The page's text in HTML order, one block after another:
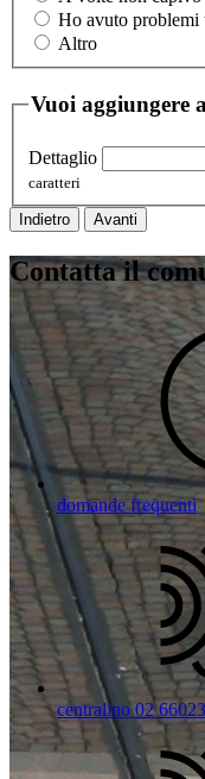
Ho avuto problemi
Altro
Vuoi aggiungere
Dettaglio
caratteri
Indietro Avanti
Contatta il
domande frequenti
centralino 02